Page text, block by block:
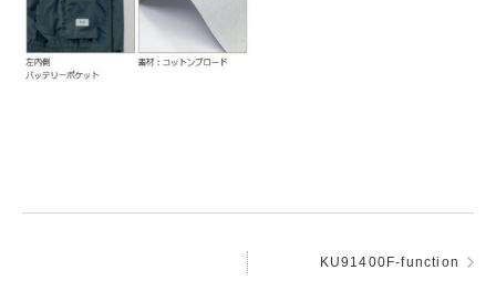
KU91400F-function